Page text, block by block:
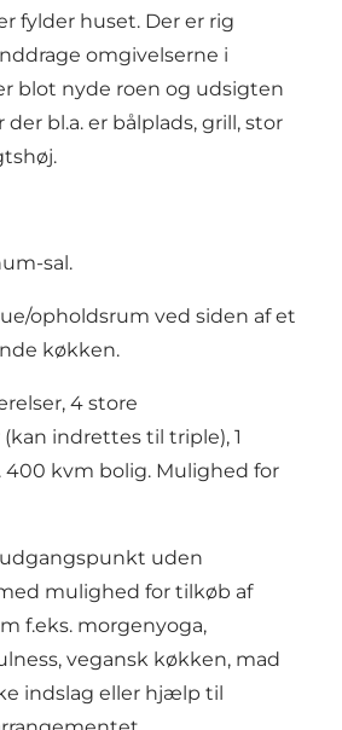
fylder huset. Der er rig
omgivelserne i
blot nyde roen og udsigten
bl.a. er bålplads, grill, stor
sal.
opholdsrum ved siden af et
køkken.
4 store
indrettes til triple), 1
kvm bolig. Mulighed for
uden
mulighed for tilkøb af
f.eks. morgenyoga,
vegansk køkken, mad
indslag eller hjælp til